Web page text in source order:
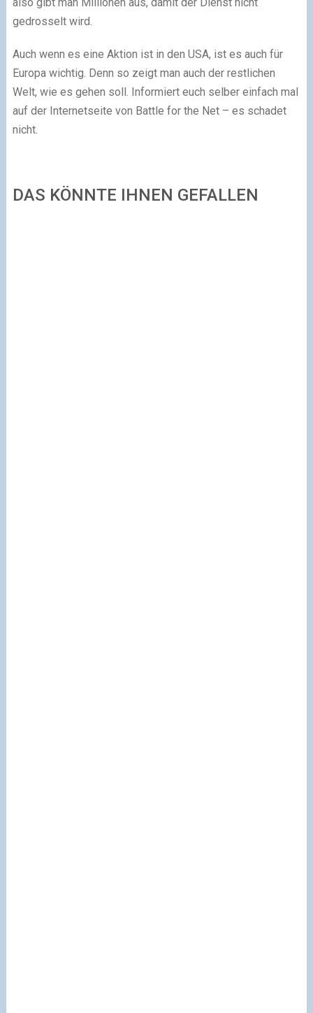
also gibt man Millionen aus, damit der Dienst nicht
gedrosselt wird.
Auch wenn es eine Aktion ist in den USA, ist es auch für
Europa wichtig. Denn so zeigt man auch der restlichen
Welt, wie es gehen soll. Informiert euch selber einfach mal
auf der Internetseite von Battle for the Net – es schadet
nicht.
DAS KÖNNTE IHNEN GEFALLEN